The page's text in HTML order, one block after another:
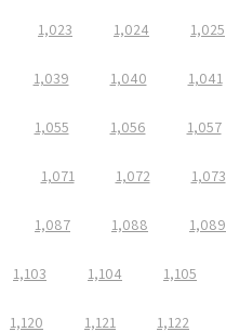
1,023 1,024 1,025
1,039 1,040 1,041
1,055 1,056 1,057
1,071 1,072 1,073
1,087 1,088 1,089
1,103 1,104 1,105
1,120 1,121 1,122